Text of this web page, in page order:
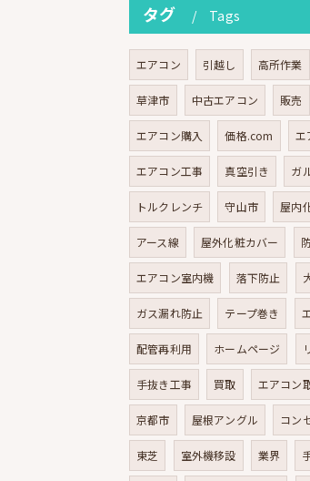
タグ Tags
エアコン 引越し 高所作業
草津市 中古エアコン 販売
エアコン購入 価格.com エ
エアコン工事 真空引き ガ
トルクレンチ 守山市 屋内
アース線 屋外化粧カバー
エアコン室内機 落下防止
ガス漏れ防止 テープ巻き
配管再利用 ホームページ
手抜き工事 買取 エアコン
京都市 屋根アングル コン
東芝 室外機移設 業界